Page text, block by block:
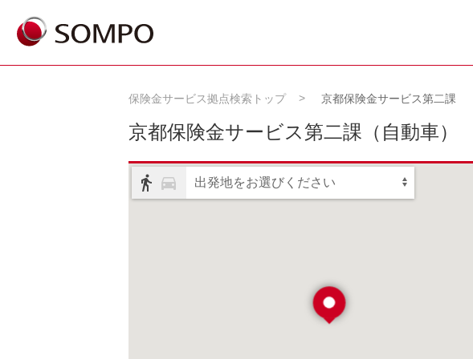
保険金サービス拠点検索トップ 京都保険金サービス第二課
京都保険金サービス第二課 （自動車）
出発地をお選びください